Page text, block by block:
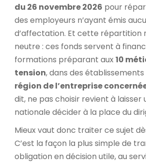
du 26 novembre 2026 pour
des employeurs n’ayant émis
d’affectation. Et cette répartition
neutre : ces fonds servent à
formations préparant aux10
tension, dans des établissements
région de l’entreprise
dit, ne pas choisir revient à laisser
nationale décider à la place du
Mieux vaut donc traiter ce sujet
C’est la façon la plus simple de
obligation en décision utile, au